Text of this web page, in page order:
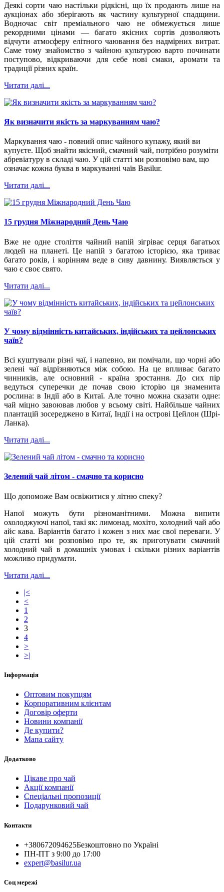
Деякі сорти чаю настільки рідкісні, що їх продають лише на
аукціонах або зберігають як частину культурної спадщини.
Водночас світ преміального чаю не обмежується лише
рекордними цінами — багато якісних сортів дозволяють
відчути атмосферу елітного чаювання без надмірних витрат.
Саме тому знайомство з чайною культурою варто починати
поступово, відкриваючи для себе нові смаки, аромати та
традиції різних країн.
Читати далі...
Як визначити якість за маркуванням чаю?
Маркування чаю - повний опис чайного купажу, який ви
купуєте. Щоб знайти якісний, смачний чай, потрібно розуміти
абревіатуру в складі чаю. У цій статті ми розповімо вам, що
означає кожна буква в маркуванні чаїв Basilur.
Читати далі...
15 грудня Міжнародний День Чаю
Вже не одне століття чайний напій зігріває серця багатьох
людей на планеті. Це напій з багатою історією, яка триває
багато років, і корінням веде в сиву давнину. Виявляється у
чаю є своє свято.
Читати далі...
У чому відмінність китайських, індійських та цейлонських
чаїв?
Всі куштували різні чаї, і напевно, ви помічали, що чорні або
зелені чаї відрізняються між собою. На це впливає багато
чинників, але основний - країна зростання. До сих пір
ведуться суперечки де почав свою історію ця знаменита
рослина: в Індії або в Китаї. Але точно можна сказати одне:
чай міцно завоював любов у всьому світі. Найбільше чайних
плантацій зосереджено в Китаї, Індії і на острові Цейлон (Шрі-
Ланка).
Читати далі...
Зелений чай літом - смачно та корисно
Що допоможе Вам освіжитися у літню спеку?
Напої можуть бути різноманітними. Можна випити
охолоджуючі напої, такі як: лимонад, мохіто, холодний чай або
айс кава. Варіантів багато і кожен з них має свої переваги. У
цій статті ми розповімо про те, як приготувати смачний
холодний чай в домашніх умовах і скільки різних варіантів
можливо придумати.
Читати далі...
|<
<
1
2
3
4
>
>|
Інформація
Оптовим покупцям
Корпоративним клієнтам
Договір оферти
Новини компанії
Де купити?
Мапа сайту
Додатково
Цікаве про чай
Акції компанії
Спеціальні пропозиції
Подарунковий чай
Контакти
+380672094625Безкоштовно по Україні
ПН-ПТ з 9:00 до 17:00
expert@basilur.ua
Cоц мережі